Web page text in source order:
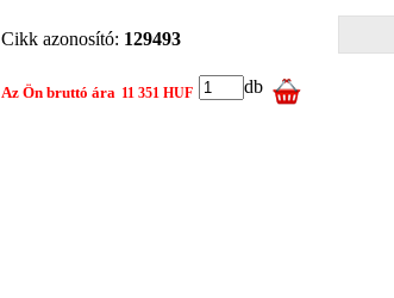
Cikk azonosító: 129493
Az Ön bruttó ára 11 351 HUF db